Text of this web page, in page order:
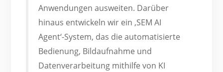
Anwendungen ausweiten. Darüber
hinaus entwickeln wir ein ‚SEM AI
Agent‘-System, das die automatisierte
Bedienung, Bildaufnahme und
Datenverarbeitung mithilfe von KI